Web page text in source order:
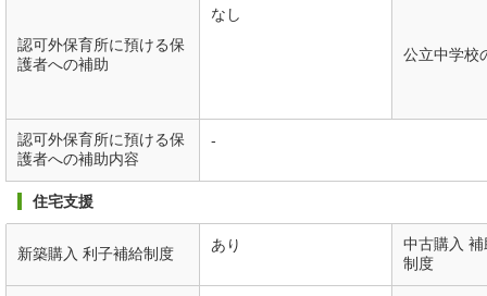
認可外保育所に預ける保
護者への補助
なし
公立中学校
認可外保育所に預ける保
護者への補助内容
-
住宅支援
新築購入 利子補給制度 あり
中古購入
制度